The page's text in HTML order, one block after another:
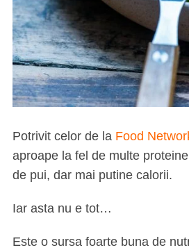
Potrivit celor de la Food
aproape la fel de multe
de pui, dar mai putine calorii.
Iar asta nu e tot…
Este o sursa foarte buna de